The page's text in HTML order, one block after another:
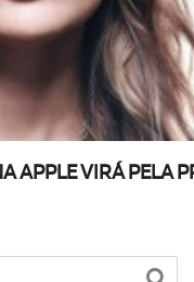
APPLE VIRÁ PELA